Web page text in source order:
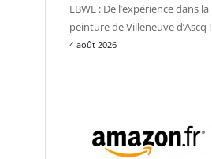
LBWL : De l’expérience dans la
peinture de Villeneuve d’Ascq !
4 août 2026